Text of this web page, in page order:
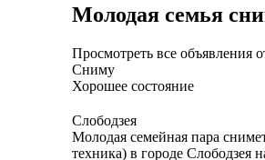
Молодая семья
Просмотреть все объявления
Сниму
Хорошее состояние
Слободзея
Молодая семейная пара
техника) в городе Слободзея